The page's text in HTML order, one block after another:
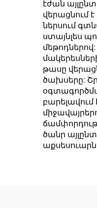
էժան
վերացնում
ներսում
ստայնլես
թասը
ծախսերը:
ծանր